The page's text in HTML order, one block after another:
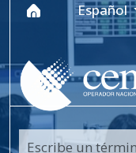
Ir al menú de
Ir al contenido
Ir al pie de página
Idioma
Español